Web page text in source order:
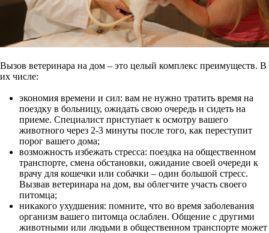
Вызов ветеринара на дом – это целый комплекс преимуществ. В
их числе:
экономия времени и сил: вам не нужно тратить время на
поездку в больницу, ожидать свою очередь и сидеть на
приеме. Специалист приступает к осмотру вашего
животного через 2-3 минуты после того, как переступит
порог вашего дома;
возможность избежать стресса: поездка на общественном
транспорте, смена обстановки, ожидание своей очереди к
врачу для кошечки или собачки – один большой стресс.
Вызвав ветеринара на дом, вы облегчите участь своего
питомца;
никакого ухудшения: помните, что во время заболевания
организм вашего питомца ослаблен. Общение с другими
животными или людьми в общественном транспорте может